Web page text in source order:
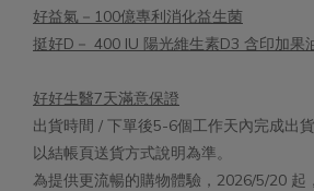
好益氣－100億專利消化益生菌
挺好D－ 400 IU 陽光維生素D3 含印加果
好好生醫7天滿意保證
出貨時間 / 下單後5-6個工作天內完成出
以結帳頁送貨方式說明為準。
為提供更流暢的購物體驗，2026/5/20 起